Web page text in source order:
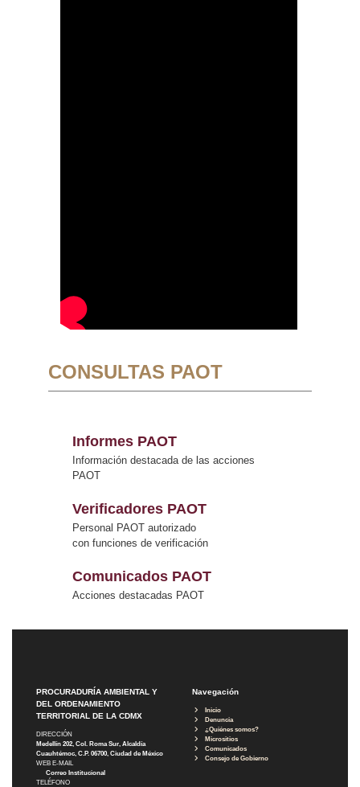
CONSULTAS PAOT
Informes PAOT
Información destacada de las acciones
PAOT
Verificadores PAOT
Personal PAOT autorizado
con funciones de verificación
Comunicados PAOT
Acciones destacadas PAOT
PROCURADURÍA AMBIENTAL Y
DEL ORDENAMIENTO
TERRITORIAL DE LA CDMX
DIRECCIÓN
Medellín 202, Col. Roma Sur, Alcaldía
Cuauhtémoc, C.P. 06700, Ciudad de México
WEB E-MAIL
Correo Institucional
TELÉFONO
Navegación
Inicio
Denuncia
¿Quiénes somos?
Micrositios
Comunicados
Consejo de Gobierno